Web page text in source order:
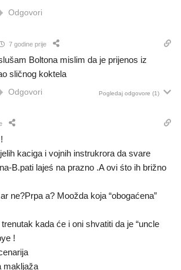
Odgovori
7 godine prije
Boltona mislim da je prijenos iz
sličnog koktela
Odgovori Pogledaj odgovore (1)
kaciga i vojnih instrukrora da svare
B.pati lajeś na prazno .A ovi śto ih brižno
ne?Prpa a? Moožda koja “obogaćena”
kada će i oni shvatiti da je “uncle
!
makljaža